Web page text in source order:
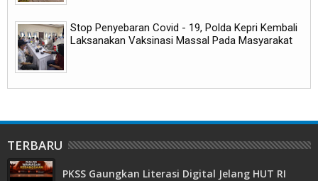
Stop Penyebaran Covid - 19, Polda Kepri Kembali
Laksanakan Vaksinasi Massal Pada Masyarakat
TERBARU
PKSS Gaungkan Literasi Digital Jelang HUT RI